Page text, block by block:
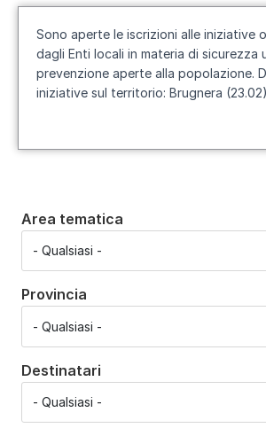
Sono aperte le iscrizioni alle iniziative
dagli Enti locali in materia di sicurezza
prevenzione aperte alla popolazione.
iniziative sul territorio: Brugnera
Area tematica
Provincia
Destinatari